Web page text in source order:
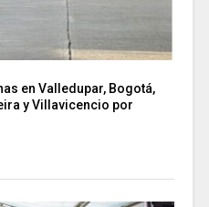
en Valledupar, Bogotá,
y Villavicencio por